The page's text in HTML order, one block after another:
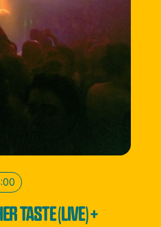
TASTE (LIVE) +